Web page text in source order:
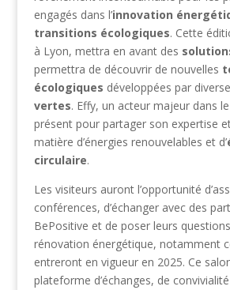
engagés dans l’innovation
transitions écologiques. Cette
à Lyon, mettra en avant des
permettra de découvrir de nouvelles
écologiques développées par
vertes. Effy, un acteur majeur dans
présent pour partager son expertise
matière d’énergies renouvelables et d’
circulaire.
Les visiteurs auront l’opportunité
conférences, d’échanger avec des
BePositive et de poser leurs
rénovation énergétique, notamment
entreront en vigueur en 2025. Ce
plateforme d’échanges, de